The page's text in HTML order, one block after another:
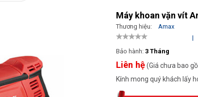
Máy khoan vặn vít
Thương hiệu:
Amax
|
Bảo hành: 3 Tháng
Liên hệ(Giá chưa bao
Kính mong quý khách lấy